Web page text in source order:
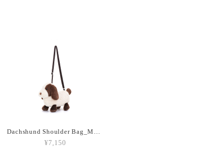
Amuseable Coffee Bean_A6CB
¥7,150